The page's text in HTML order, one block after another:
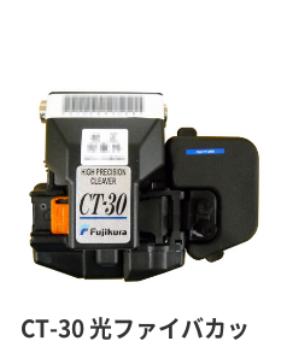
90％（割引率10％）
80％（割引率20％）
75％（割引率25％）
70％（割引率30％）
CT-30 光ファイバカッ